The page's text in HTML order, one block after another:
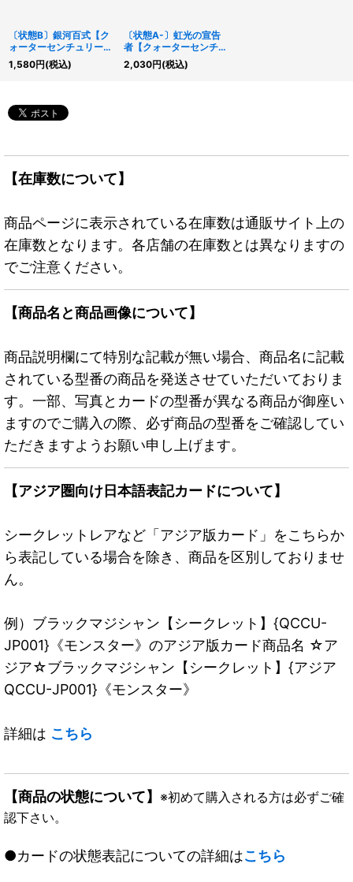
〔状態B〕銀河百式【ク
ォーターセンチュリーシ
ークレット】{QCCP-
JP066}《魔法》
1,580円(税込)
〔状態A-〕虹光の宣告
者【クォーターセンチュ
リーシークレット】
{RC04-JP032}《シン
2,030円(税込)
【在庫数について】
商品ページに表示されている在庫数は通販サイト上の
在庫数となります。各店舗の在庫数とは異なりますの
でご注意ください。
【商品名と商品画像について】
商品説明欄にて特別な記載が無い場合、商品名に記載
されている型番の商品を発送させていただいておりま
す。一部、写真とカードの型番が異なる商品が御座い
ますのでご購入の際、必ず商品の型番をご確認してい
ただきますようお願い申し上げます。
【アジア圏向け日本語表記カードについて】
シークレットレアなど「アジア版カード」をこちらか
ら表記している場合を除き、商品を区別しておりませ
ん。
例）ブラックマジシャン【シークレット】{QCCU-
JP001}《モンスター》のアジア版カード商品名 ☆ア
ジア☆ブラックマジシャン【シークレット】{アジア
QCCU-JP001}《モンスター》
詳細は こちら
【商品の状態について】 ※初めて購入される方は必ずご確
認下さい。
●カードの状態表記についての詳細はこちら